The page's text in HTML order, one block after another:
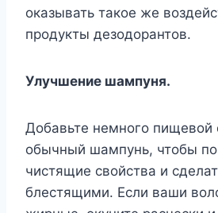
оказывать такое же
продукты дезодорантов.
Улучшение шампуня.
Добавьте немного пищевой
обычный шампунь, чтобы
чистящие свойства и
блестящими. Если ваши